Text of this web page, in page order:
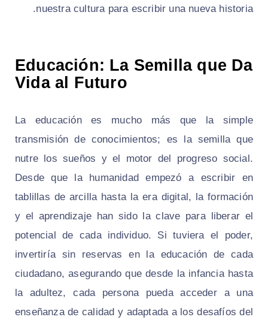
nuestra cultura para escribir una nueva historia.
Educación: La Semilla que Da
Vida al Futuro
La educación es mucho más que la simple
transmisión de conocimientos; es la semilla que
nutre los sueños y el motor del progreso social.
Desde que la humanidad empezó a escribir en
tablillas de arcilla hasta la era digital, la formación
y el aprendizaje han sido la clave para liberar el
potencial de cada individuo. Si tuviera el poder,
invertiría sin reservas en la educación de cada
ciudadano, asegurando que desde la infancia hasta
la adultez, cada persona pueda acceder a una
enseñanza de calidad y adaptada a los desafíos del